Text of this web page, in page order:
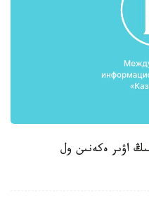
اۋىر ەكەنىن ول